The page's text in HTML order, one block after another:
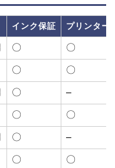
インク保証 プリンター
〇 〇
〇 〇
〇 –
〇 〇
〇 –
〇 〇